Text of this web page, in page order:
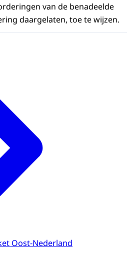
van de benadeelde
daargelaten, toe te wijzen.
Oost-Nederland